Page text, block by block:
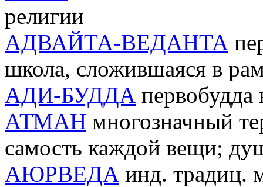
религии
АДВАЙТА-ВЕДАНТА
школа, сложившаяся в
АДИ-БУДДА
АТМАН многозначный
самость каждой вещи;
АЮРВЕДА инд. традиц.